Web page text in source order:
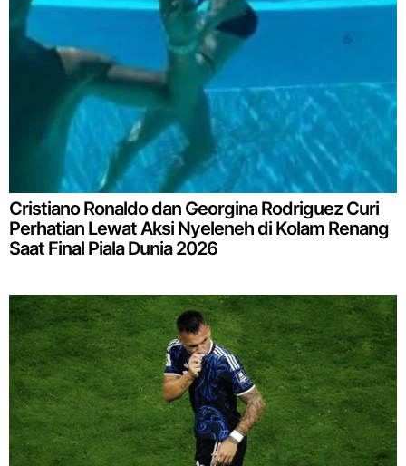
Cristiano Ronaldo dan Georgina Rodriguez Curi
Perhatian Lewat Aksi Nyeleneh di Kolam Renang
Saat Final Piala Dunia 2026